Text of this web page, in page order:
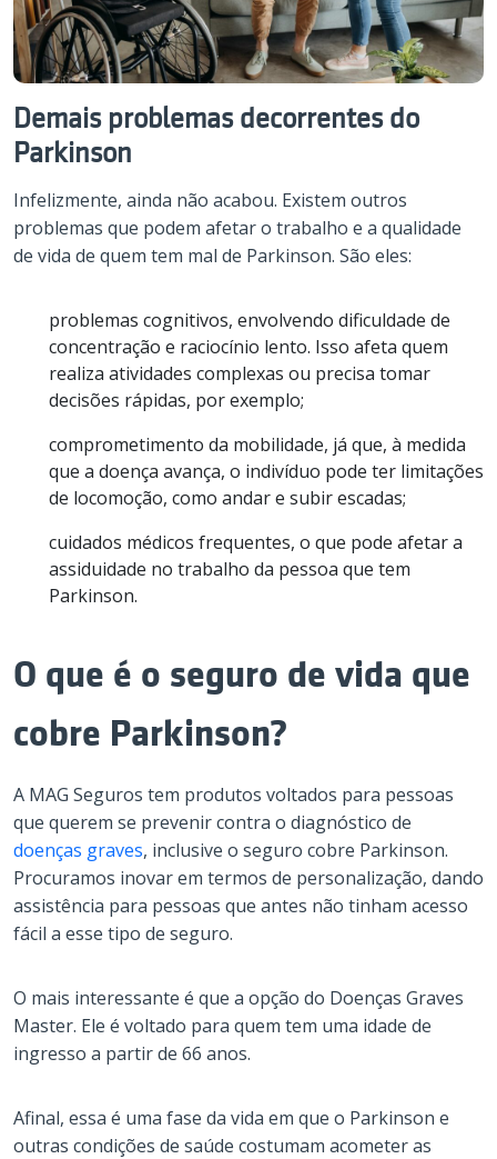
Demais problemas decorrentes do
Parkinson
Infelizmente, ainda não acabou. Existem outros
problemas que podem afetar o trabalho e a qualidade
de vida de quem tem mal de Parkinson. São eles:
problemas cognitivos, envolvendo dificuldade de
concentração e raciocínio lento. Isso afeta quem
realiza atividades complexas ou precisa tomar
decisões rápidas, por exemplo;
comprometimento da mobilidade, já que, à medida
que a doença avança, o indivíduo pode ter limitações
de locomoção, como andar e subir escadas;
cuidados médicos frequentes, o que pode afetar a
assiduidade no trabalho da pessoa que tem
Parkinson.
O que é o seguro de vida que
cobre Parkinson?
A MAG Seguros tem produtos voltados para pessoas
que querem se prevenir contra o diagnóstico de
doenças graves, inclusive o seguro cobre Parkinson.
Procuramos inovar em termos de personalização, dando
assistência para pessoas que antes não tinham acesso
fácil a esse tipo de seguro.
O mais interessante é que a opção do Doenças Graves
Master. Ele é voltado para quem tem uma idade de
ingresso a partir de 66 anos.
Afinal, essa é uma fase da vida em que o Parkinson e
outras condições de saúde costumam acometer as